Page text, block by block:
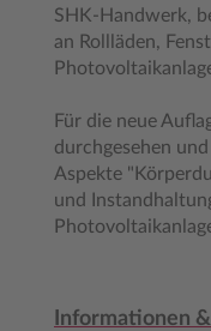
SHK-Handwerk,
an Rollläden,
Für die neue
durchgesehen
Aspekte
und
Informationen